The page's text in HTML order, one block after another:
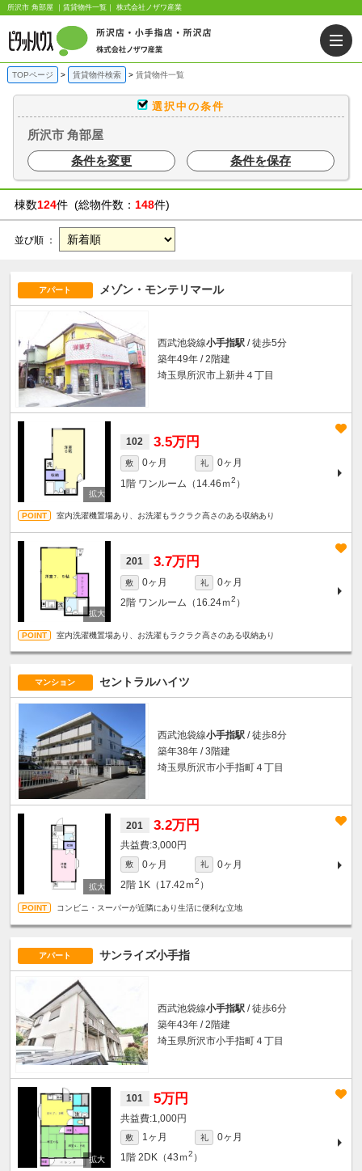
所沢市 角部屋 ｜賃貸物件一覧｜ 株式会社ノザワ産業
TOPページ 賃貸物件検索 賃貸物件一覧
選択中の条件
所沢市 角部屋
条件を変更
条件を保存
棟数124件 (総物件数： 148件)
並び順 ：
アパート メゾン・モンテリマール
西武池袋線小手指駅 / 徒歩5分
築年49年 / 2階建
埼玉県所沢市上新井４丁目
102 3.5万円
敷 0ヶ月 礼
0ヶ月
1階 ワンルーム（14.46ｍ2 ）
室内洗濯機置場あり、お洗濯もラクラク高さのある収納あり
201 3.7万円
敷 0ヶ月 礼
0ヶ月
2階 ワンルーム（16.24ｍ2 ）
室内洗濯機置場あり、お洗濯もラクラク高さのある収納あり
マンション セントラルハイツ
西武池袋線小手指駅 / 徒歩8分
築年38年 / 3階建
埼玉県所沢市小手指町４丁目
201 3.2万円
3,000円
敷 0ヶ月 礼
0ヶ月
2階 1K（17.42ｍ2 ）
コンビニ・スーパーが近隣にあり生活に便利な立地
アパート サンライズ小手指
西武池袋線小手指駅 / 徒歩6分
築年43年 / 2階建
埼玉県所沢市小手指町４丁目
101 5万円
1,000円
敷 1ヶ月 礼
0ヶ月
1階 2DK（43ｍ2 ）